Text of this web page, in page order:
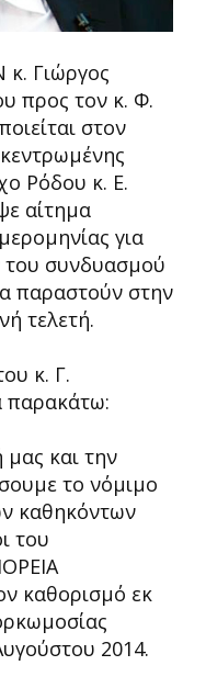
Γιώργος
προς τον κ. Φ.
στον
Ρόδου κ. Ε.
αίτημα
για
συνδυασμού
παραστούν στην
τελετή.
κ. Γ.
παρακάτω:
μας και την
το νόμιμο
καθηκόντων
του
καθορισμό εκ
2014.